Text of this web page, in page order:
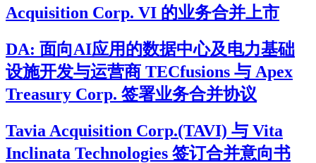
Acquisition Corp. VI 的业务合并上市
DA: 面向AI应用的数据中心及电力基础
设施开发与运营商 TECfusions 与 Apex
Treasury Corp. 签署业务合并协议
Tavia Acquisition Corp.(TAVI) 与 Vita
Inclinata Technologies 签订合并意向书